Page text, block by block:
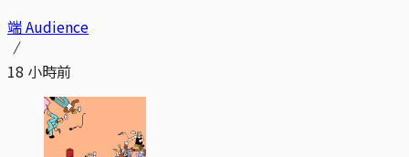
端 Audience
18 小時前